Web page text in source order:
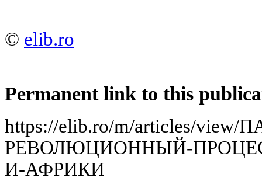
© elib.ro
Permanent link to this
https://elib.ro/m/articles/view/
РЕВОЛЮЦИОННЫЙ-
И-АФРИКИ